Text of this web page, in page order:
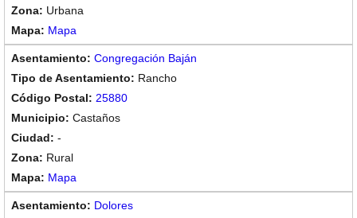
Urbana
Mapa
Congregación Baján
Rancho
25880
Castaños
-
Rural
Mapa
Dolores